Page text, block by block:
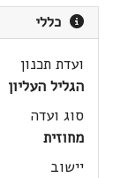
כללי
ועדת תכנון
הגליל העליון
סוג ועדה
מחוזית
יישוב